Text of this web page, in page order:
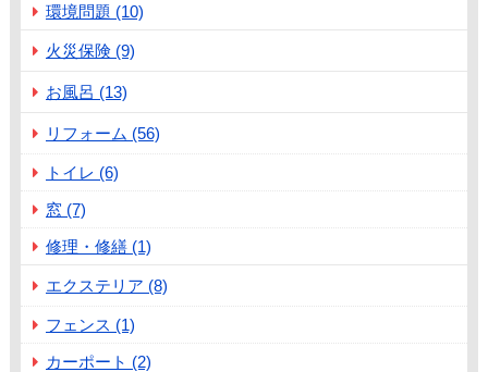
環境問題 (10)
火災保険 (9)
お風呂 (13)
リフォーム (56)
トイレ (6)
窓 (7)
修理・修繕 (1)
エクステリア (8)
フェンス (1)
カーポート (2)